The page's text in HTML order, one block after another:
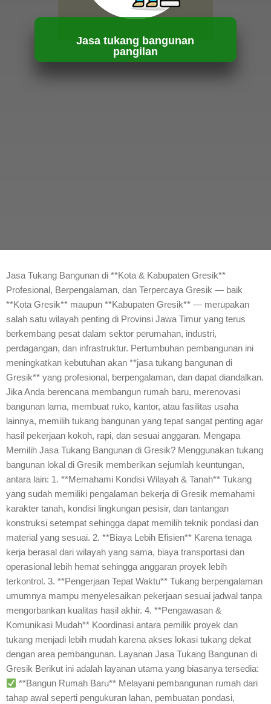
Jasa tukang bangunan
pangilan
Jasa Tukang Bangunan di **Kota & Kabupaten Gresik**
Profesional, Berpengalaman, dan Terpercaya Gresik — baik
**Kota Gresik** maupun **Kabupaten Gresik** — merupakan
salah satu wilayah penting di Provinsi Jawa Timur yang terus
berkembang pesat dalam sektor perumahan, industri,
perdagangan, dan infrastruktur. Pertumbuhan pembangunan ini
meningkatkan kebutuhan akan **jasa tukang bangunan di
Gresik** yang profesional, berpengalaman, dan dapat diandalkan.
Jika Anda berencana membangun rumah baru, merenovasi
bangunan lama, membuat ruko, kantor, atau fasilitas usaha
lainnya, memilih tukang bangunan yang tepat sangat penting agar
hasil pekerjaan kokoh, rapi, dan sesuai anggaran. Mengapa
Memilih Jasa Tukang Bangunan di Gresik? Menggunakan tukang
bangunan lokal di Gresik memberikan sejumlah keuntungan,
antara lain: 1. **Memahami Kondisi Wilayah & Tanah** Tukang
yang sudah memiliki pengalaman bekerja di Gresik memahami
karakter tanah, kondisi lingkungan pesisir, dan tantangan
konstruksi setempat sehingga dapat memilih teknik pondasi dan
material yang sesuai. 2. **Biaya Lebih Efisien** Karena tenaga
kerja berasal dari wilayah yang sama, biaya transportasi dan
operasional lebih hemat sehingga anggaran proyek lebih
terkontrol. 3. **Pengerjaan Tepat Waktu** Tukang berpengalaman
umumnya mampu menyelesaikan pekerjaan sesuai jadwal tanpa
mengorbankan kualitas hasil akhir. 4. **Pengawasan &
Komunikasi Mudah** Koordinasi antara pemilik proyek dan
tukang menjadi lebih mudah karena akses lokasi tukang dekat
dengan area pembangunan. Layanan Jasa Tukang Bangunan di
Gresik Berikut ini adalah layanan utama yang biasanya tersedia:
**Bangun Rumah Baru** Melayani pembangunan rumah dari
tahap awal seperti pengukuran lahan, pembuatan pondasi,